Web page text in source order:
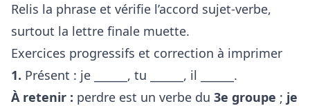
Relis la phrase et vérifie l’accord sujet-verbe,
surtout la lettre finale muette.
Exercices progressifs et correction à imprimer
1. Présent : je ______, tu ______, il ______.
À retenir : perdre est un verbe du 3e groupe ; je